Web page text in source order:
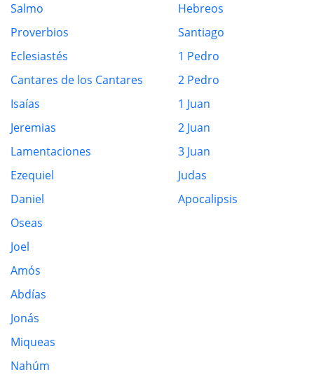
Salmo
Proverbios
Eclesiastés
Cantares de los Cantares
Isaías
Jeremias
Lamentaciones
Ezequiel
Daniel
Oseas
Joel
Amós
Abdías
Jonás
Miqueas
Nahúm
Hebreos
Santiago
1 Pedro
2 Pedro
1 Juan
2 Juan
3 Juan
Judas
Apocalipsis